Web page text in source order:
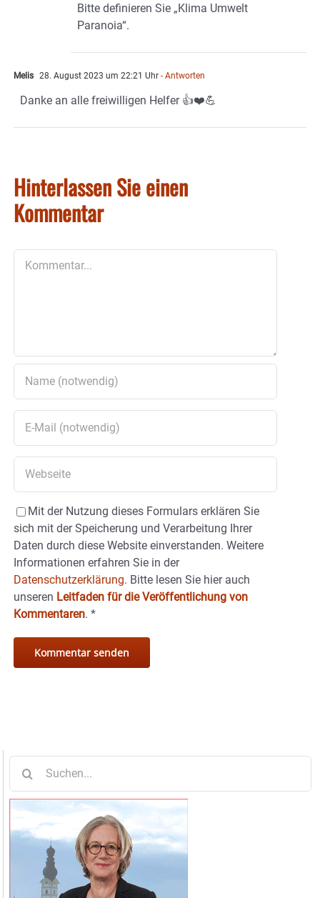
Bitte definieren Sie „Klima Umwelt
Paranoia“.
Melis 28. August 2023 um 22:21 Uhr - Antworten
Danke an alle freiwilligen Helfer 👍❤️💪
Hinterlassen Sie einen
Kommentar
Mit der Nutzung dieses Formulars erklären Sie
sich mit der Speicherung und Verarbeitung Ihrer
Daten durch diese Website einverstanden. Weitere
Informationen erfahren Sie in der
Datenschutzerklärung. Bitte lesen Sie hier auch
unseren Leitfaden für die Veröffentlichung von
Kommentaren. *
nach: